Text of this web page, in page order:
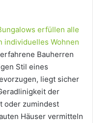
erfüllen alle
individuelles Wohnen
Bauherren
Stil eines
liegt sicher
der
oder zumindest
Häuser vermitteln